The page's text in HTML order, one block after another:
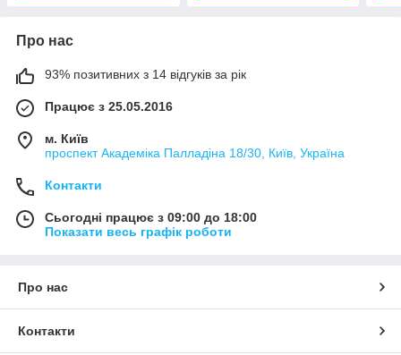
Про нас
93% позитивних з 14 відгуків за рік
Працює з 25.05.2016
м. Київ
проспект Академіка Палладіна 18/30, Київ, Україна
Контакти
Сьогодні працює з 09:00 до 18:00
Показати весь графік роботи
Про нас
Контакти